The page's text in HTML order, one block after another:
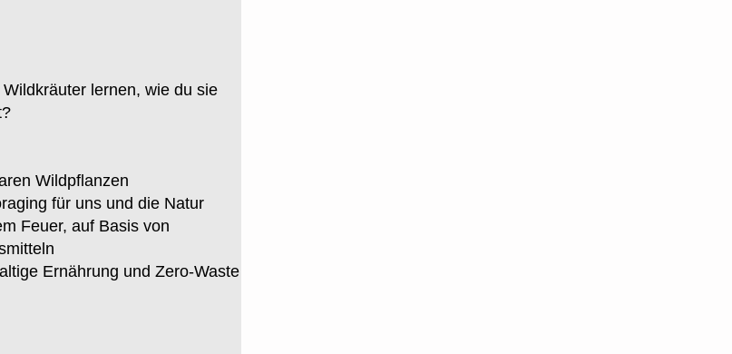
lernen, wie du sie
Wildpflanzen
für uns und die Natur
Feuer, auf Basis von
Ernährung und Zero-Waste